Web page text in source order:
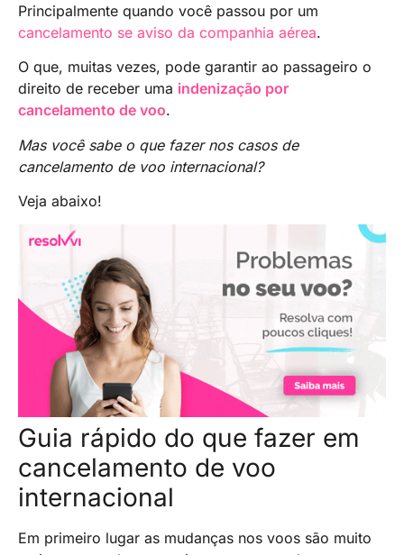
Principalmente quando você passou por um
cancelamento se aviso da companhia aérea.
O que, muitas vezes, pode garantir ao passageiro o
direito de receber uma indenização por
cancelamento de voo.
Mas você sabe o que fazer nos casos de
cancelamento de voo internacional?
Veja abaixo!
Guia rápido do que fazer em
cancelamento de voo
internacional
Em primeiro lugar as mudanças nos voos são muito